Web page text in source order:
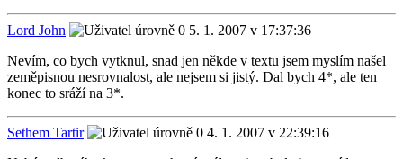
Lord John
5. 1. 2007 v 17:37:36
Nevím, co bych vytknul, snad jen někde v textu jsem myslím našel
zeměpisnou nesrovnalost, ale nejsem si jistý. Dal bych 4*, ale ten
konec to sráží na 3*.
Sethem Tartir
4. 1. 2007 v 22:39:16